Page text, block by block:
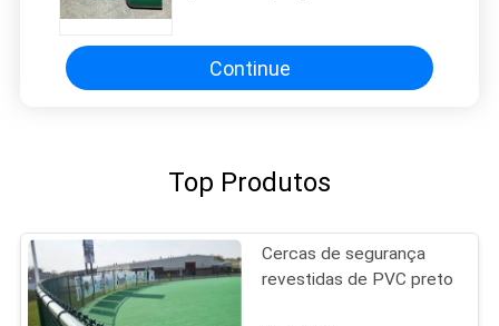
Continue
Top Produtos
Cercas de segurança
revestidas de PVC preto